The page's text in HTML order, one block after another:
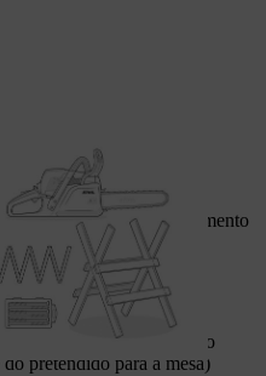
cm de largura; o comprimento
para a mesa)
diâmetro; descascado)
de diâmetro; descascado; o
pretendido para a mesa)